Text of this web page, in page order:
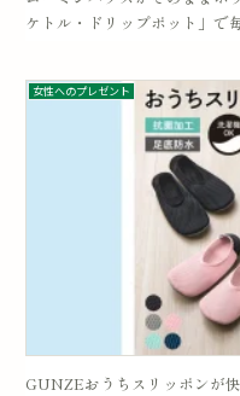
ケトル・ドリップポット」で
女性へのプレゼント
GUNZEおうちスリッポンが